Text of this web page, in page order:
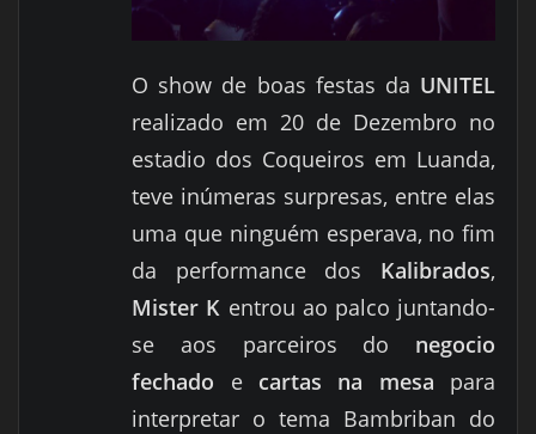
O show de boas festas da UNITEL
realizado em 20 de Dezembro no
estadio dos Coqueiros em Luanda,
teve inúmeras surpresas, entre elas
uma que ninguém esperava, no fim
da performance dos Kalibrados,
Mister K entrou ao palco juntando-
se aos parceiros do negocio
fechado e cartas na mesa para
interpretar o tema Bambriban do